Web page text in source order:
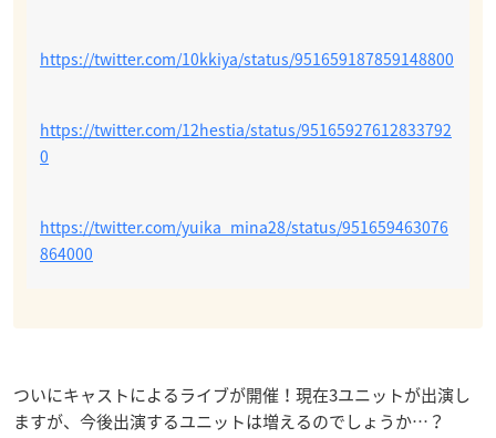
https://twitter.com/10kkiya/status/951659187859148800
https://twitter.com/12hestia/status/95165927612833792
0
https://twitter.com/yuika_mina28/status/951659463076
864000
ついにキャストによるライブが開催！現在3ユニットが出演し
ますが、今後出演するユニットは増えるのでしょうか…？